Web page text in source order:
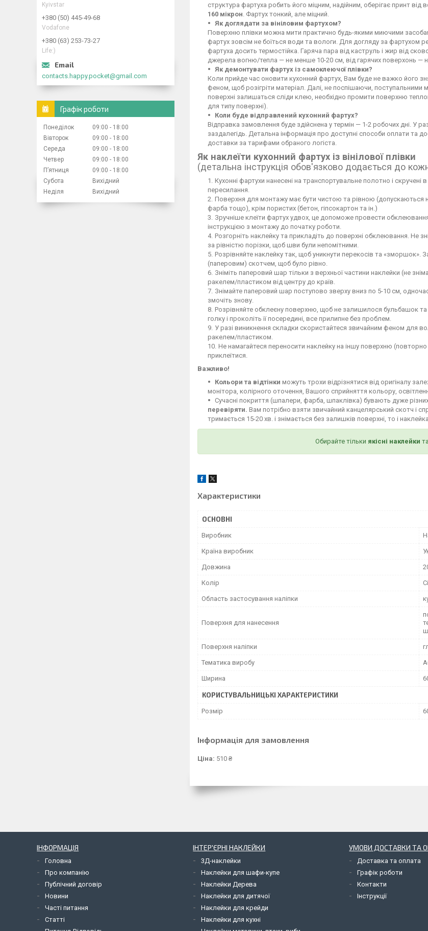
структура фартуха робить його міцним, надійним, оберігає принт
160 мікрон . Фартух тонкий, але міцний.
Як доглядати за вініловим фартухом?
Поверхню плівки можна мити практично будь-якими миючими
фартух зовсім не боїться води та вологи. Для догляду за фартухом
фартуха досить термостійка. Гаряча пара від каструль і жир від
джерела вогню/тепла — не менше 10-20 см, від гарячих поверхонь —
Як демонтувати фартух із самоклеючої плівки?
Коли прийде час оновити кухонний фартух, Вам буде не важко його
феном, щоб розігріти матеріал. Далі, не поспішаючи, поступальними
поверхні залишаться сліди клею, необхідно промити поверхню
для типу поверхні).
Коли буде відправлений кухонний фартух?
Відправка замовлення буде здійснена у термін — 1-2 робочих дні. У
заздалегідь. Детальна інформація про доступні способи оплати та
доставки за тарифами обраного логіста.
Як наклеїти кухонний фартух із вінілової плівки
(детальна інструкція обов'язково додається до
Кухонні фартухи нанесені на транспортувальне полотно і скручені
пересилання.
Поверхня для монтажу має бути чистою та рівною (допускаються
фарба тощо), крім пористих (бетон, гіпсокартон та ін.)
Зручніше клеїти фартух удвох, це допоможе провести
інструкцією з монтажу до початку роботи.
Розгорніть наклейку та прикладіть до поверхні обклеювання. Не
за рівністю порізки, щоб шви були непомітними.
Розрівняйте наклейку так, щоб уникнути перекосів та
(паперовим) скотчем, щоб було рівно.
Зніміть паперовий шар тільки з верхньої частини наклейки (не
ракелем/пластиком від центру до країв.
Знімайте паперовий шар поступово зверху вниз по 5-10 см,
змочіть знову.
Розрівняйте обклеєну поверхню, щоб не залишилося бульбашок та
голку і проколіть її посередині, все прилипне без проблем.
У разі виникнення складки скористайтеся звичайним феном для
ракелем/пластиком.
Не намагайтеся переносити наклейку на іншу поверхню
приклеїтися.
Важливо!
Кольори та відтінки можуть трохи відрізнятися від оригіналу
монітора, колірного оточення, Вашого сприйняття кольору,
Сучасні покриття (шпалери, фарба, шпаклівка) бувають дуже різних
перевіряти. Вам потрібно взяти звичайний канцелярський скотч і
тримається 15-20 хв. і знімається без залишків поверхні, то і
Обирайте тільки якісні наклейки
Характеристики
ОСНОВНІ
Виробник
Країна виробник
Довжина
Колір
Область застосування наліпки
Поверхня для нанесення
Поверхня наліпки
Тематика виробу
Ширина
КОРИСТУВАЛЬНИЦЬКІ ХАРАКТЕРИСТИКИ
Розмір
Інформація для замовлення
Ціна: 510 ₴
Kyivstar
+380 (50) 445-49-68
Vodafone
+380 (63) 253-73-27
Life:)
contacts.happy.pocket@gmail.com
Графік роботи
Понеділок 09:00
18:00
Вівторок
09:00
18:00
Середа
09:00
18:00
Четвер
09:00
18:00
Пʼятниця
09:00
18:00
Субота
Вихідний
Неділя
Вихідний
ІНФОРМАЦІЯ
Головна
Про компанію
Публічний договір
Новини
Часті питання
Статті
ІНТЕР'ЄРНІ НАКЛЕЙКИ
3Д-наклейки
Наклейки для шафи-купе
Наклейки Дерева
Наклейки для дитячої
Наклейки для крейди
Наклейки для кухні
УМОВИ ДОСТАВКИ ТА
Доставка та оплата
Графік роботи
Контакти
Інструкції